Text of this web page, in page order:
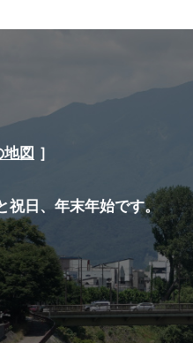
図 ］
祝日、年末年始です。